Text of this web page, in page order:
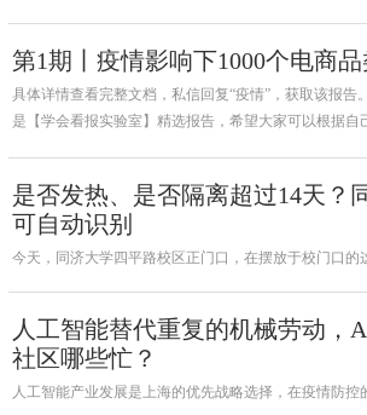
第1期丨疫情影响下1000个电商
具体详情查看完整文档，私信回复“疫情”，获取该报告
是【学会看报实验室】精选报告，希望大家可以根据自
是否发热、是否隔离超过14天？
可自动识别
今天，同济大学四平路校区正门口，在摆放于校门口的
求，校门将予以放行；如有发热现象或不满足相关要求
人工智能替代重复的机械劳动，
社区哪些忙？
人工智能产业发展是上海的优先战略选择，在疫情防控